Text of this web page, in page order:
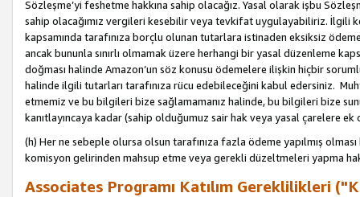
Sözleşme’yi feshetme hakkına sahip olacağız. Yasal olarak işbu
sahip olacağımız vergileri kesebilir veya tevkifat uygulayabiliriz. İlgili
kapsamında tarafınıza borçlu olunan tutarlara istinaden eksiksiz
ancak bununla sınırlı olmamak üzere herhangi bir yasal düzenleme
doğması halinde Amazon’un söz konusu ödemelere ilişkin hiçbir
halinde ilgili tutarları tarafınıza rücu edebileceğini kabul edersiniz.
etmemiz ve bu bilgileri bize sağlamamanız halinde, bu bilgileri bize
kanıtlayıncaya kadar (sahip olduğumuz sair hak veya yasal çarelere
(h) Her ne sebeple olursa olsun tarafınıza fazla ödeme yapılmış
komisyon gelirinden mahsup etme veya gerekli düzeltmeleri yapma
Associates Programı Katılım Gereklilikleri